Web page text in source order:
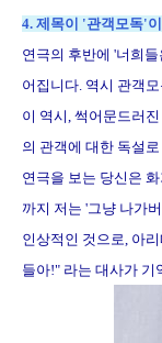
4. 제목이 '관객모독'
연극의 후반에 '너희
어집니다. 역시 관객모
이 역시, 썩어문드러
의 관객에 대한 독설
연극을 보는 당신은
까지 저는 '그냥 나가
인상적인 것으로, 아리
들아!" 라는 대사가 기